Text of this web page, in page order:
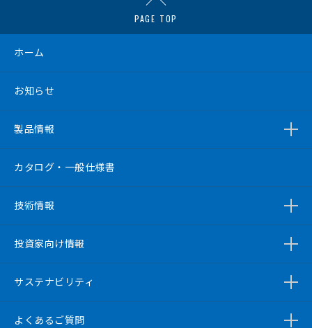
PAGE TOP
ホーム
お知らせ
製品情報
カタログ・一般仕様書
技術情報
投資家向け情報
サステナビリティ
よくあるご質問